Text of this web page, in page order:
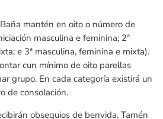
mantén en oito o número de
masculina e feminina; 2ª
e 3ª masculina, feminina e mixta).
cun mínimo de oito parellas
grupo. En cada categoría existirá un
de consolación.
obsequios de benvida. Tamén